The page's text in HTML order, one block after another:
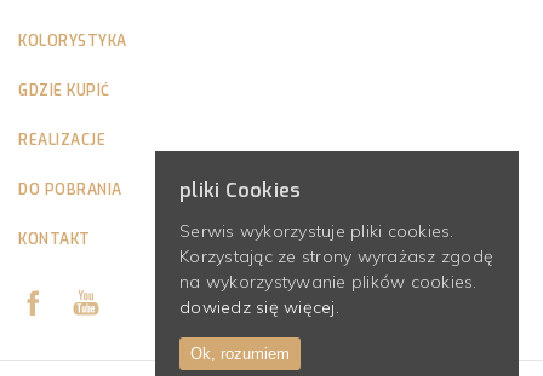
KOLORYSTYKA
GDZIE KUPIĆ
REALIZACJE
DO POBRANIA
KONTAKT
pliki Cookies
Serwis wykorzystuje pliki cookies.
Korzystając ze strony wyrażasz zgodę
na wykorzystywanie plików cookies.
dowiedz się więcej.
Ok, rozumiem